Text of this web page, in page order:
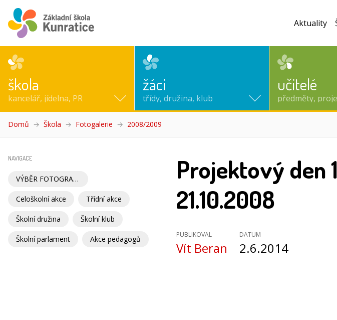
škola
kancelář, jídelna, PR
žáci
třídy, družina, klub
učitelé
předměty,
Aktuality
Domů Škola Fotogalerie 2008/2009
NAVIGACE
VÝBĚR FOTOGRAFIÍ
Celoškolní akce Třídní akce
Školní družina Školní klub
Školní parlament Akce pedagogů
Projektový den
21.10.2008
PUBLIKOVAL
Vít Beran
DATUM
2.6.2014